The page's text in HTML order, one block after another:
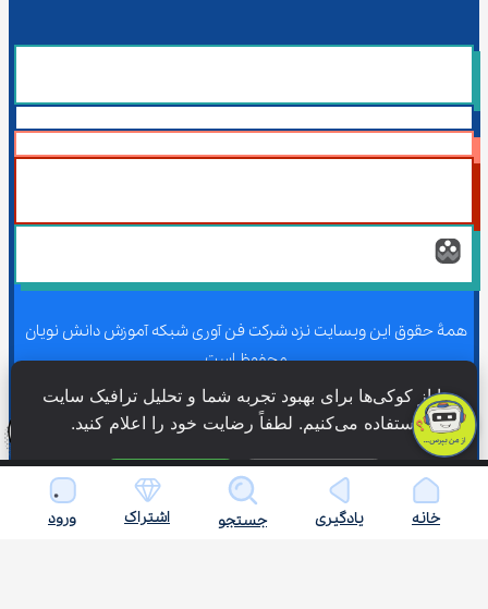
همۀ حقوق این وبسایت نزد شرکت فن آوری شبکه آموزش دانش نویان
محفوظ است.
همۀ حقوق این وبسایت نزد شرکت فن آوری شبکه آموزش دانش نویان
محفوظ است.
خانه یادگیری جستجو اشتراک ورود
ما از کوکی‌ها برای بهبود تجربه شما و تحلیل ترافیک سایت
استفاده می‌کنیم. لطفاً رضایت خود را اعلام کنید.
فقط ضروری پذیرش همه